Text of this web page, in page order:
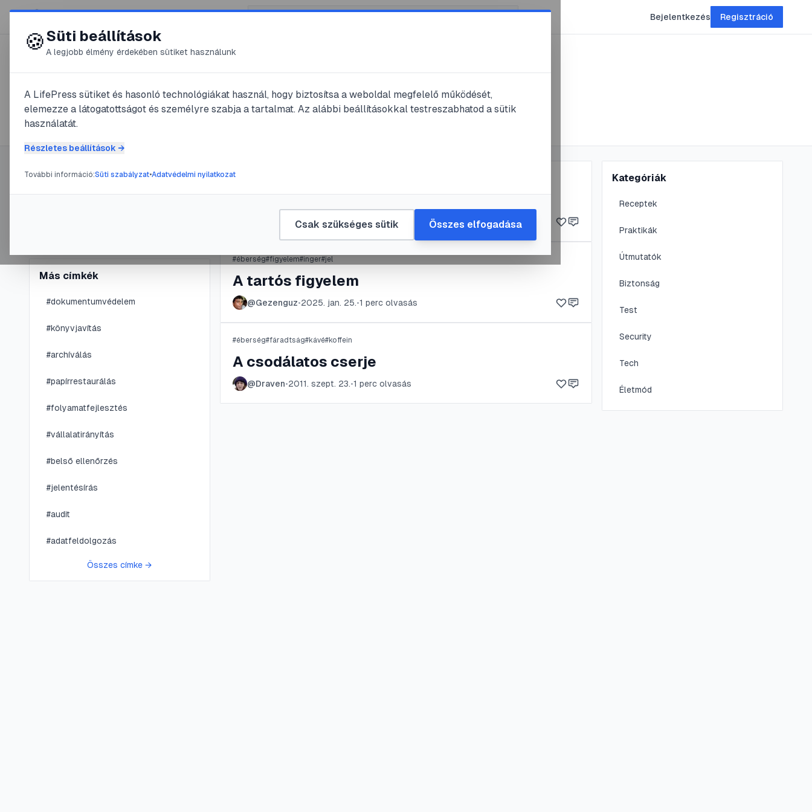
😍 LifePress Bejelentkezés Regisztráció
🏷️#éberség
3cikk található ezzel a címkével
Címke információ
Más címkék
#dokumentumvédelem
#könyvjavítás
#archíválás
#papírrestaurálás
#folyamatfejlesztés
#vállalatirányítás
#belső ellenőrzés
#jelentésírás
#audit
#adatfeldolgozás
Összes címke →
#
MolotovCocktail•2025. jan. 26.•1perc olvasás
#éberség#figyelem#inger#jel
A tartós figyelem
@Gezenguz•2025. jan. 25.•1 perc olvasás
#éberség#fáradtság#kávé#koffein
A csodálatos cserje
@Draven•2011. szept. 23.•1 perc olvasás
Kategóriák
Receptek
Praktikák
Útmutatók
Biztonság
Test
Security
Tech
Életmód
🍪Süti beállítások
A legjobb élmény érdekében sütiket használunk
A LifePress sütiket és hasonló technológiákat használ, hogy biztosítsa a weboldal megfelelő működését,
elemezze a látogatottságot és személyre szabja a tartalmat. Az alábbi beállításokkal testreszabhatod a sütik
használatát.
Részletes beállítások →
További információ:Süti szabályzat•Adatvédelmi nyilatkozat
Csak szükséges sütik Összes elfogadása